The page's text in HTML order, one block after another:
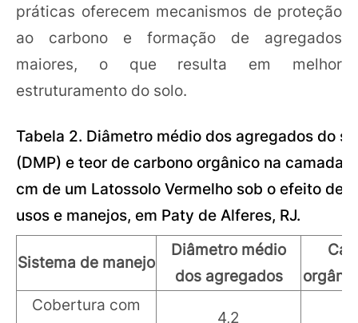
práticas oferecem mecanismos de proteção
ao carbono e formação de agregados
maiores, o que resulta em melhor
estruturamento do solo.
Tabela 2. Diâmetro médio dos agregados do
(DMP) e teor de carbono orgânico na camada
cm de um Latossolo Vermelho sob o efeito de
usos e manejos, em Paty de Alferes, RJ.
Sistema de manejo
Diâmetro médio
dos agregados
Cobertura com
4,2